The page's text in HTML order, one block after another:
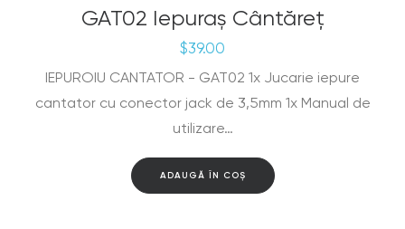
GAT02 Iepuraș Cântăreț
$39.00
IEPUROIU CANTATOR - GAT02 1x Jucarie iepure
cantator cu conector jack de 3,5mm 1x Manual de
utilizare…
ADAUGĂ ÎN COȘ